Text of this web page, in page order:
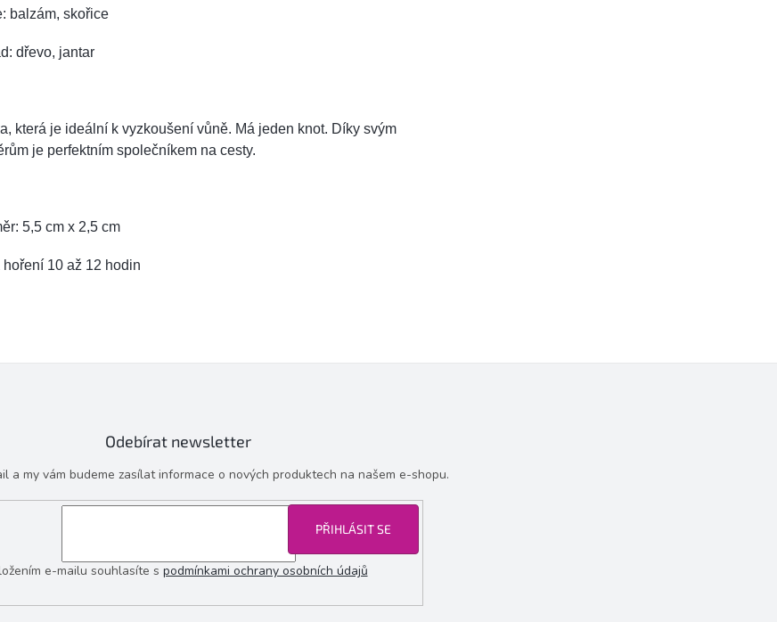
balzám, skořice
dřevo, jantar
která je ideální k vyzkoušení vůně. Má jeden knot. Díky svým
je perfektním společníkem na cesty.
5,5 cm x 2,5 cm
hoření 10 až 12 hodin
Odebírat newsletter
a my vám budeme zasílat informace o nových produktech na našem e-shopu.
e-mailu souhlasíte s podmínkami ochrany osobních údajů
PŘIHLÁSIT SE